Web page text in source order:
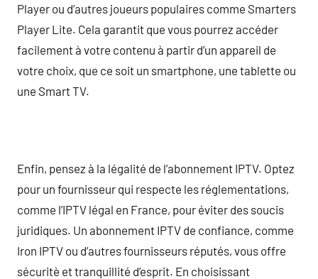
Player ou d’autres joueurs populaires comme Smarters
Player Lite. Cela garantit que vous pourrez accéder
facilement à votre contenu à partir d’un appareil de
votre choix, que ce soit un smartphone, une tablette ou
une Smart TV.
Enfin, pensez à la légalité de l’abonnement IPTV. Optez
pour un fournisseur qui respecte les réglementations,
comme l’IPTV légal en France, pour éviter des soucis
juridiques. Un abonnement IPTV de confiance, comme
Iron IPTV ou d’autres fournisseurs réputés, vous offre
sécuritè et tranquillité d’esprit. En choisissant